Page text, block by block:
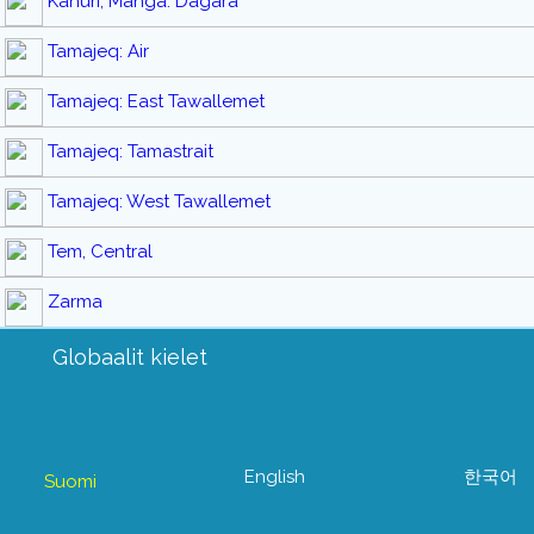
Tamajeq: Air
Tamajeq: East Tawallemet
Tamajeq: Tamastrait
Tamajeq: West Tawallemet
Tem, Central
Zarma
Globaalit kielet
Suomi English 한국어